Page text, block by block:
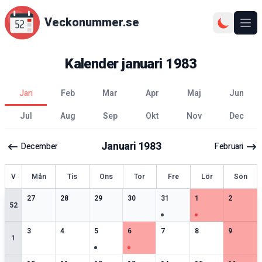
Veckonummer.se
Kalenderjanuari 1983
jan feb mar apr maj
jun
jul
aug sep okt nov dec
December Januari 1983 Februari
Vecka Mån Tis Ons Tor Fre Lör Sön
52
27
2speciella datum
28
1speciella datum
29
2speciella datum
30
2speciella datum
31
2speciella datum
11 speciella datum
2
1
1
3
2speciella datum
4
1speciella datum
5
3speciella datum
6
4speciella datum
7
2speciella datum
8
1speciella datum
9
2